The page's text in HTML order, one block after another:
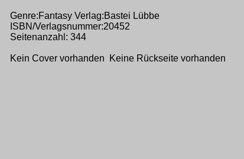
Genre:Fantasy Verlag:Bastei Lübbe
ISBN/Verlagsnummer:20452
Seitenanzahl: 344
Kein Cover vorhanden Keine Rückseite vorhanden